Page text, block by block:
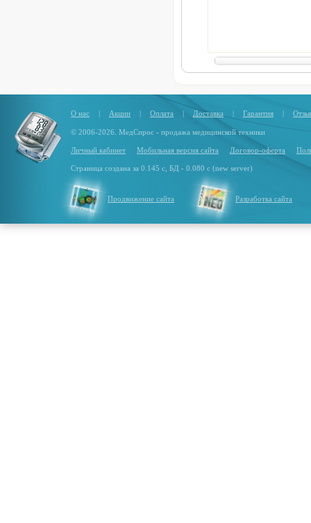
О нас | Акции | Оплата | Доставка | Гарантия |
© 2006-2026. МедСпрос - продажа медицинской техники
Личный кабинет Мобильная версия сайта Договор-оферта
Страница создана за 0.145 с, БД - 0.080 с (new server)
Продвижение сайта Разработка сайта